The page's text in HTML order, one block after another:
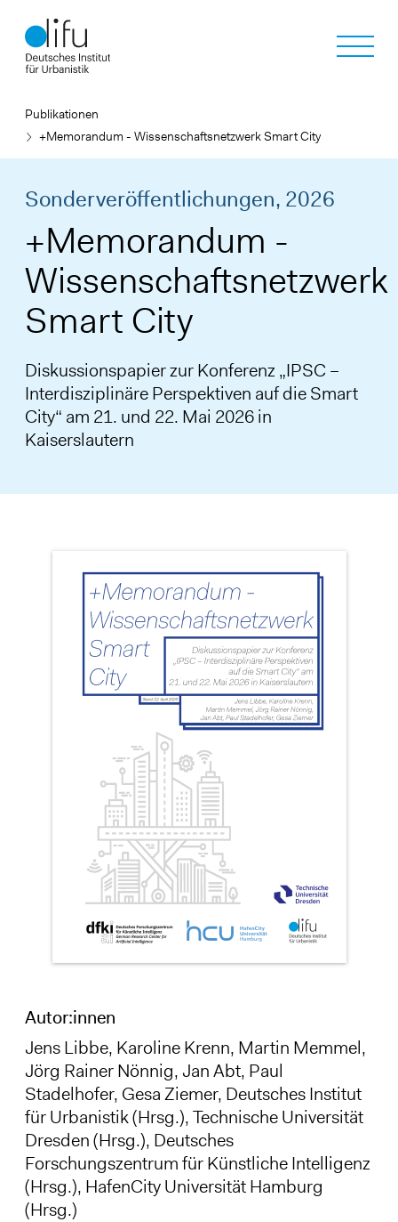
zum
Inhalt
Publikationen
+Memorandum - Wissenschaftsnetzwerk Smart City
Sonderveröffentlichungen, 2026
+Memorandum -
Wissenschaftsnetzwerk
Smart City
Diskussionspapier zur Konferenz „IPSC –
Interdisziplinäre Perspektiven auf die Smart
City“ am 21. und 22. Mai 2026 in
Kaiserslautern
Autor:innen
Jens Libbe, Karoline Krenn, Martin Memmel,
Jörg Rainer Nönnig, Jan Abt, Paul
Stadelhofer, Gesa Ziemer, Deutsches Institut
für Urbanistik (Hrsg.), Technische Universität
Dresden (Hrsg.), Deutsches
Forschungszentrum für Künstliche Intelligenz
(Hrsg.), HafenCity Universität Hamburg
(Hrsg.)